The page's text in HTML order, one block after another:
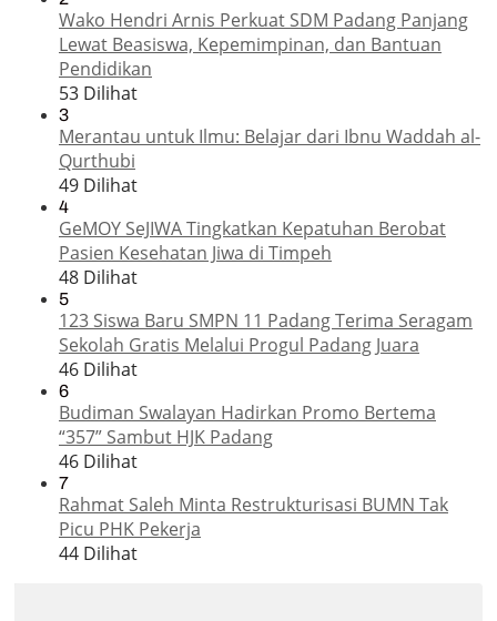
Wako Hendri Arnis Perkuat SDM Padang Panjang
Lewat Beasiswa, Kepemimpinan, dan Bantuan
Pendidikan
53 Dilihat
3
Merantau untuk Ilmu: Belajar dari Ibnu Waddah al-
Qurthubi
49 Dilihat
4
GeMOY SeJIWA Tingkatkan Kepatuhan Berobat
Pasien Kesehatan Jiwa di Timpeh
48 Dilihat
5
123 Siswa Baru SMPN 11 Padang Terima Seragam
Sekolah Gratis Melalui Progul Padang Juara
46 Dilihat
6
Budiman Swalayan Hadirkan Promo Bertema
“357” Sambut HJK Padang
46 Dilihat
7
Rahmat Saleh Minta Restrukturisasi BUMN Tak
Picu PHK Pekerja
44 Dilihat